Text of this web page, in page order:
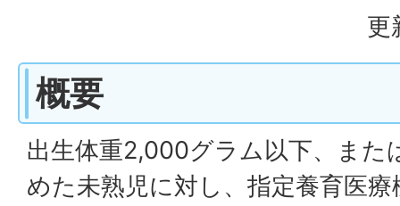
更
概要
出生体重2,000グラム以下、また
めた未熟児に対し、指定養育医